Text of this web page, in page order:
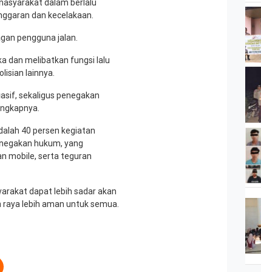
dalam berlalu
dan kecelakaan.
pengguna jalan.
dan melibatkan fungsi lalu
lainnya.
sekaligus penegakan
40 persen kegiatan
hukum, yang
mobile, serta teguran
dapat lebih sadar akan
lebih aman untuk semua.